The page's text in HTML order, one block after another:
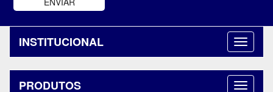
INSTITUCIONAL
PRODUTOS